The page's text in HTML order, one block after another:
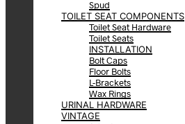
Spud
TOILET SEAT COMPONENTS
Toilet Seat Hardware
Toilet Seats
INSTALLATION
Bolt Caps
Floor Bolts
L-Brackets
Wax Rings
URINAL HARDWARE
VINTAGE